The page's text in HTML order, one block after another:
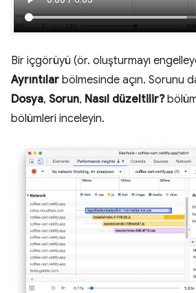
Bir içgörüyü (ör. oluşturmayı
Ayrıntılar bölmesinde açın. Sorunu
Dosya, Sorun, Nasıl düzeltilir?
bölümleri inceleyin.